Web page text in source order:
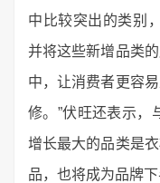
中比较突出的类别
并将这些新增品类
中，让消费者更容
修。”伏旺还表示，
增长最大的品类是
品，也将成为品牌